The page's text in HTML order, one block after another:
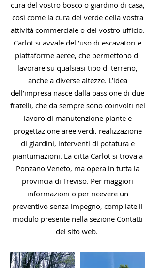
cura del vostro bosco o giardino di casa,
così come la cura del verde della vostra
attività commerciale o del vostro ufficio.
Carlot si avvale dell’uso di escavatori e
piattaforme aeree, che permettono di
lavorare su qualsiasi tipo di terreno,
anche a diverse altezze. L’idea
dell’impresa nasce dalla passione di due
fratelli, che da sempre sono coinvolti nel
lavoro di manutenzione piante e
progettazione aree verdi, realizzazione
di giardini, interventi di potatura e
piantumazioni. La ditta Carlot si trova a
Ponzano Veneto, ma opera in tutta la
provincia di Treviso. Per maggiori
informazioni o per ricevere un
preventivo senza impegno, compilate il
modulo presente nella sezione Contatti
del sito web.